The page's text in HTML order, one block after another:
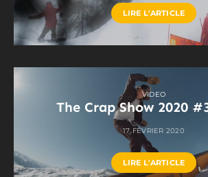
LIRE L'ARTICLE
VIDEO
The Crap Show 2020
17 FÉVRIER 2020
LIRE L'ARTICLE